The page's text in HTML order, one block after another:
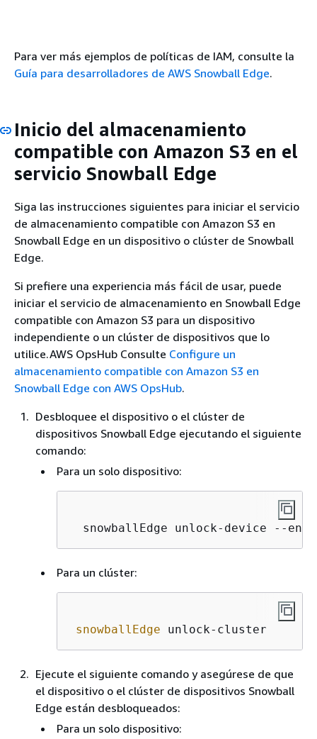
Para ver más ejemplos de políticas de IAM, consulte la
Guía para desarrolladores de AWS Snowball Edge.
Inicio del almacenamiento
compatible con Amazon S3 en el
servicio Snowball Edge
Siga las instrucciones siguientes para iniciar el servicio
de almacenamiento compatible con Amazon S3 en
Snowball Edge en un dispositivo o clúster de Snowball
Edge.
Si prefiere una experiencia más fácil de usar, puede
iniciar el servicio de almacenamiento en Snowball Edge
compatible con Amazon S3 para un dispositivo
independiente o un clúster de dispositivos que lo
utilice.AWS OpsHub Consulte Configure un
almacenamiento compatible con Amazon S3 en
Snowball Edge con AWS OpsHub.
Desbloquee el dispositivo o el clúster de
dispositivos Snowball Edge ejecutando el siguiente
comando:
Para un solo dispositivo:
snowballEdge unlock-device --
Para un clúster:
snowballEdge unlock-cluster
Ejecute el siguiente comando y asegúrese de que
el dispositivo o el clúster de dispositivos Snowball
Edge están desbloqueados:
Para un solo dispositivo: